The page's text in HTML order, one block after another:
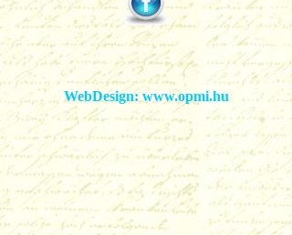
WebDesign: www.opmi.hu